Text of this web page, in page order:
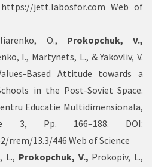
https://jett.labosfor.com Web of
O., Prokopchuk, V.,
I., Martynets, L., & Yakovliv, V.
Based Attitude towards a
in the Post-Soviet Space.
Educatie Multidimensionala,
3, Pp. 166–188. DOI:
rrem/13.3/446 Web of Science
L., Prokopchuk, V., Prokopiv, L.,